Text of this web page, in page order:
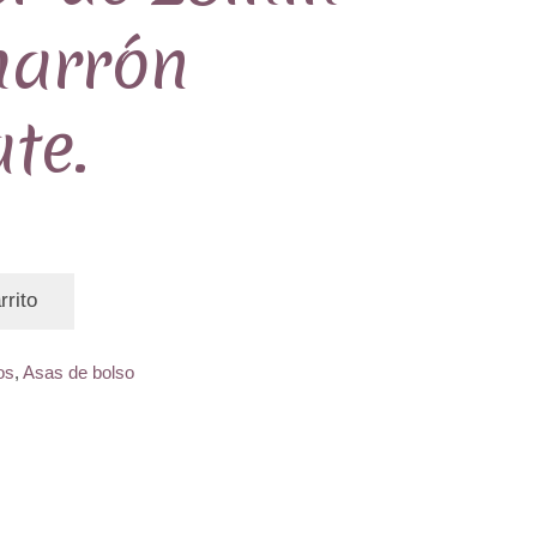
, Asas de bolso